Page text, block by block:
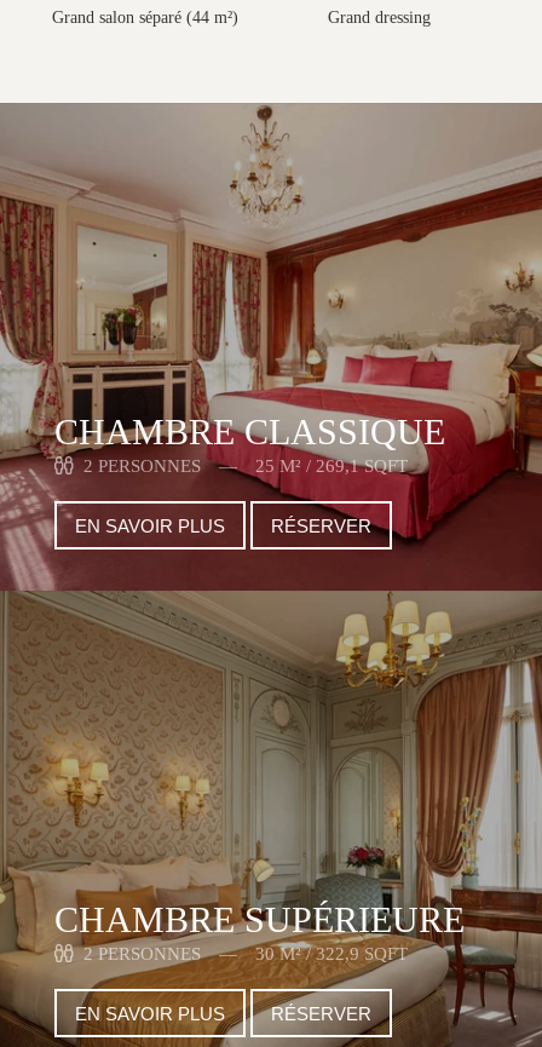
Grand salon séparé (44 m²) Grand dressing
CHAMBRE CLASSIQUE
2 PERSONNES 25 M² / 269,1 SQFT
EN SAVOIR PLUS RÉSERVER
CHAMBRE SUPÉRIEURE
2 PERSONNES 30 M² / 322,9 SQFT
EN SAVOIR PLUS RÉSERVER